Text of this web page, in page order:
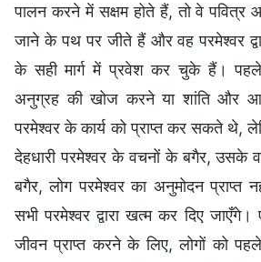
पालन करने में सक्षम होते हैं, तो वे पवित्र
जाने के पथ पर जीते हैं और वह परमेश्वर
के सही मार्ग में प्रवेश कर चुके हैं।
अनुग्रह की खोज करने या शांति और
परमेश्वर के कार्य को प्राप्त कर सकते थे,
देहधारी परमेश्वर के वचनों के बगैर, उसके
बगैर, लोग परमेश्वर का अनुमोदन
सभी परमेश्वर द्वारा खत्म कर दिए जाएँगे।
जीवन प्राप्त करने के लिए, लोगों को